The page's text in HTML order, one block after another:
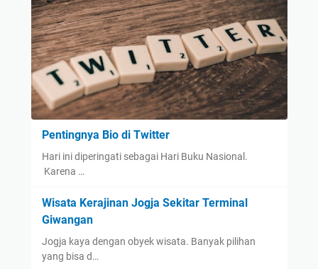
Pentingnya Bio di Twitter
Hari ini diperingati sebagai Hari Buku Nasional.
Karena …
Wisata Kerajinan Jogja Sekitar Terminal
Giwangan
Jogja kaya dengan obyek wisata. Banyak pilihan
yang bisa d…